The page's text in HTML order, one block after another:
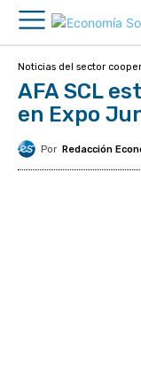
Noticias del sector
AFA SCL
en Expo
Por Redacción